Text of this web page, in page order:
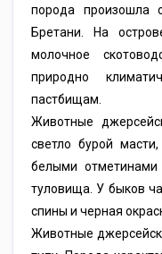
порода произошла
Бретани. На
молочное
природно
пастбищам.
Животные
светло бурой
белыми
туловища. У быков
спины и черная
Животные